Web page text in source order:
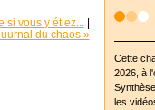
Cette
2026, à
les
vous y étiez...
|
du chaos »